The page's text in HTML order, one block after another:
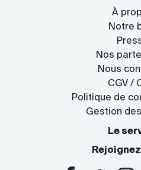
À
Notre
Nos
Nous
CGV /
Politique de
Gestion
Le